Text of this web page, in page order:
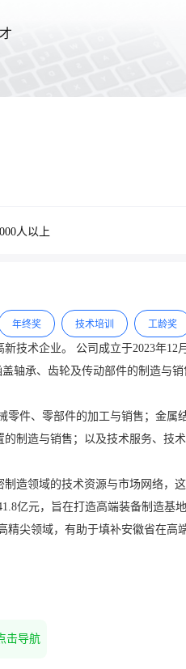
人以上
年终奖 技术培训 工龄奖
有限公司全资控股，注
制造与销售；以及技术服务、技
造领域的技术资源与市场网络，
击导航